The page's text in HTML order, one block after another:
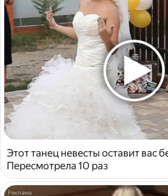
Этот танец невесты оставит вас
Пересмотрела 10 раз